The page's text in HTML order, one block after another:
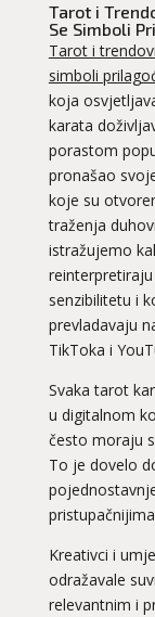
Tarot i
Se Simboli
Tarot i
simboli
koja
karata
porastom
pronašao
koje su
traženja
istražujemo
senzibilitetu i
prevladavaju
TikToka i
Svaka tarot
u digitalnom
često moraju
To je dovelo
Kreativci i
odražavale
relevantnim i